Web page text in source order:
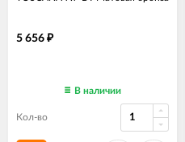
5 656 ₽
В наличии
Кол-во